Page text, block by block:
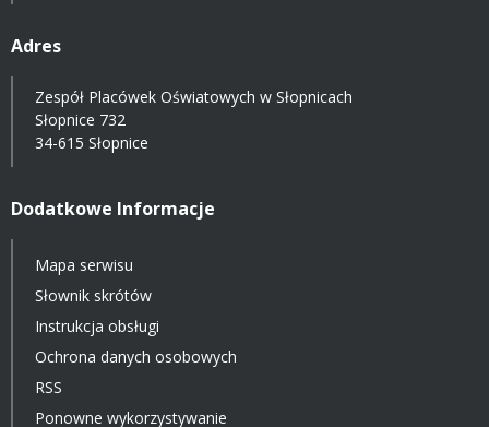
Adres
Zespół Placówek Oświatowych w Słopnicach
Słopnice 732
34-615 Słopnice
Dodatkowe Informacje
Mapa serwisu
Słownik skrótów
Instrukcja obsługi
Ochrona danych osobowych
RSS
Ponowne wykorzystywanie